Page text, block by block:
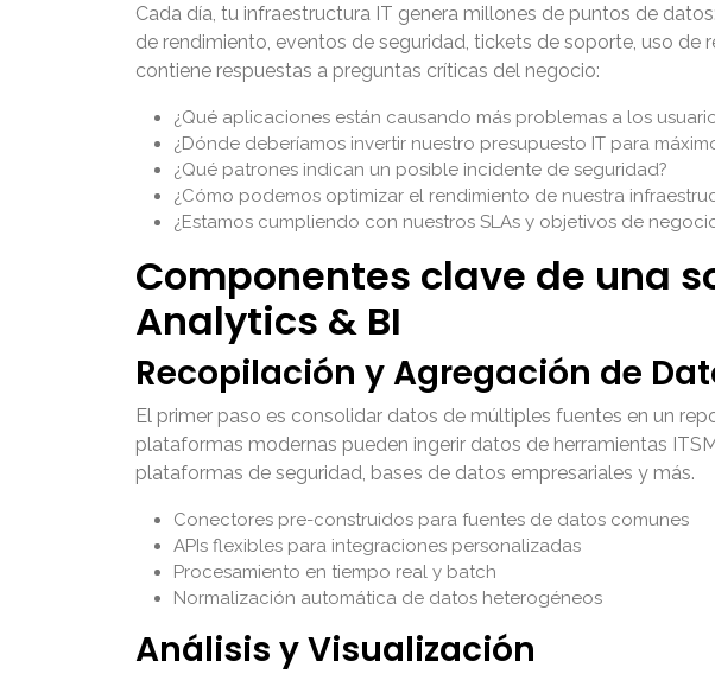
Cada día, tu infraestructura IT genera millones de puntos de
de rendimiento, eventos de seguridad, tickets de soporte, uso de
contiene respuestas a preguntas críticas del negocio:
¿Qué aplicaciones están causando más problemas a los
¿Dónde deberíamos invertir nuestro presupuesto IT para
¿Qué patrones indican un posible incidente de seguridad?
¿Cómo podemos optimizar el rendimiento de nuestra
¿Estamos cumpliendo con nuestros SLAs y objetivos de
Componentes clave de una
Analytics & BI
Recopilación y Agregación de
El primer paso es consolidar datos de múltiples fuentes en un
plataformas modernas pueden ingerir datos de herramientas
plataformas de seguridad, bases de datos empresariales y más.
Conectores pre-construidos para fuentes de datos comunes
APIs flexibles para integraciones personalizadas
Procesamiento en tiempo real y batch
Normalización automática de datos heterogéneos
Análisis y Visualización